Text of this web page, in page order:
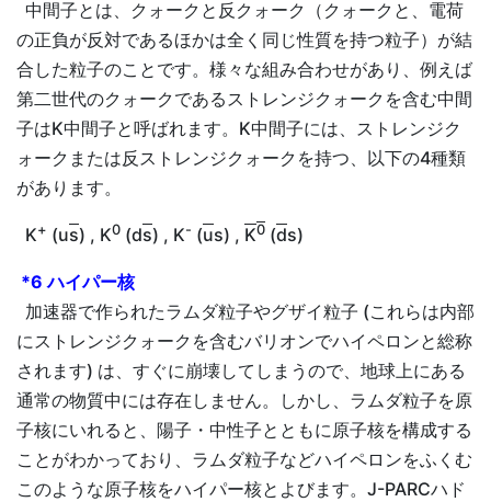
中間子とは、クォークと反クォーク（クォークと、電荷
の正負が反対であるほかは全く同じ性質を持つ粒子）が結
合した粒子のことです。様々な組み合わせがあり、例えば
第二世代のクォークであるストレンジクォークを含む中間
子はK中間子と呼ばれます。K中間子には、ストレンジク
ォークまたは反ストレンジクォークを持つ、以下の4種類
があります。
K+ (us) , K0 (ds) , K- (us) , K0 (ds)
*6 ハイパー核
加速器で作られたラムダ粒子やグザイ粒子 (これらは内部
にストレンジクォークを含むバリオンでハイペロンと総称
されます) は、すぐに崩壊してしまうので、地球上にある
通常の物質中には存在しません。しかし、ラムダ粒子を原
子核にいれると、陽子・中性子とともに原子核を構成する
ことがわかっており、ラムダ粒子などハイペロンをふくむ
このような原子核をハイパー核とよびます。J-PARCハド